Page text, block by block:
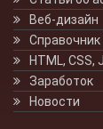
Веб-дизайн
Справочник
HTML, CSS,
Заработок
Новости